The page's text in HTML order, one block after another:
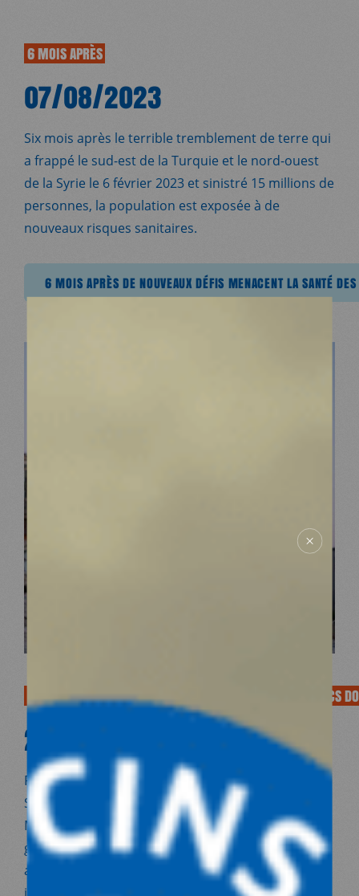
MDM
SUR LE TERRAIN
ACTUALITÉS
NOUS SOUTENIR
ESPACE DONATEURS
COMITÉ DES DONATEURS
ESPACE PRESSE
6 MOIS APRÈS
07/08/2023
Six mois après le terrible tremblement de terre qui
a frappé le sud-est de la Turquie et le nord-ouest
de la Syrie le 6 février 2023 et sinistré 15 millions de
personnes, la population est exposée à de
nouveaux risques sanitaires.
DÉFIS MENACENT LA SANTÉ DES POPULATIONS 6 MOIS
6 MOIS APRÈS DE NOUVEAUX DÉFIS MENACENT LA SANTÉ
APRÈS LE SÉISME, LA VIE & LA SANTÉ DES SYRIENS ET TURCS
27/03/2023
Plus d’un mois après le séisme en Turquie et en
Syrie, Dr Françoise Sivignon, vice-présidente de
Médecins du Monde et Joël Weiler, directeur
général de Médecins du Monde, déplorent que les
agendas politiques de la communauté